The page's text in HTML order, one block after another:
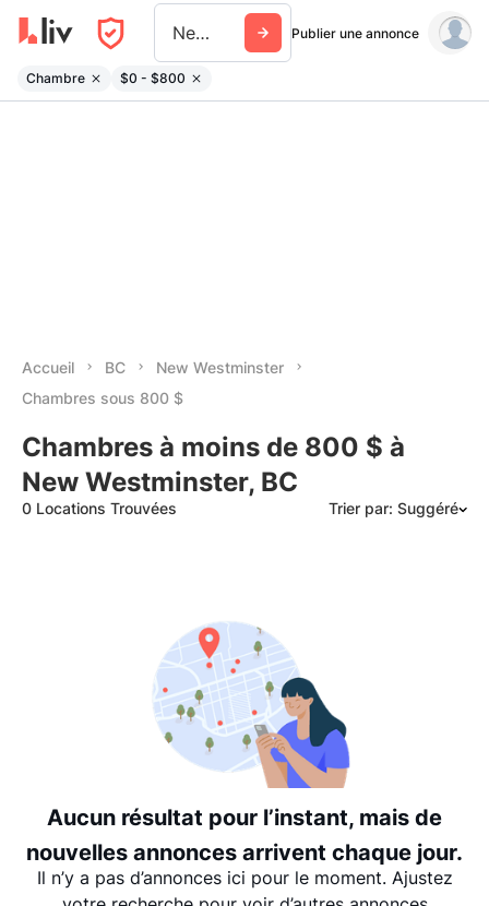
New Westminster Publier une annonce
Chambre $0 - $800
Accueil BC
New Westminster
Chambres sous 800 $
Chambres à moins de 800 $ à
New Westminster, BC
0 Locations Trouvées Trier par: Suggéré
Date: les plus anciens d’abord
Aucun résultat pour l’instant, mais de
nouvelles annonces arrivent chaque jour.
Il n’y a pas d’annonces ici pour le moment. Ajustez